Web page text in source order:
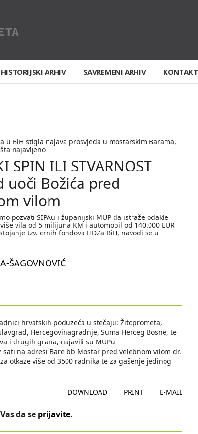
HISTORIJSKI ARHIV SAVREMENI ARHIV KONTAKT
u BiH stigla najava prosvjeda u mostarskim Barama,
najavljeno
SPIN ILI STVARNOST
uoči Božića pred
vilom
pozvati SIPAu i županijski MUP da istraže odakle
vila od 5 milijuna KM i automobil od 140.000 EUR
tzv. crnih fondova HDZa BiH, navodi se u
ŠAGOVNOVIĆ
hrvatskih poduzeća u stečaju: Žitoprometa,
Hercegovinagradnje, Suma Herceg Bosne, te
i drugih grana, najavili su MUPu
na adresi Bare bb Mostar pred velebnom vilom dr.
otkaze više od 3500 radnika te za gašenje jedinog
DOWNLOAD PRINT E-MAIL
da se prijavite.